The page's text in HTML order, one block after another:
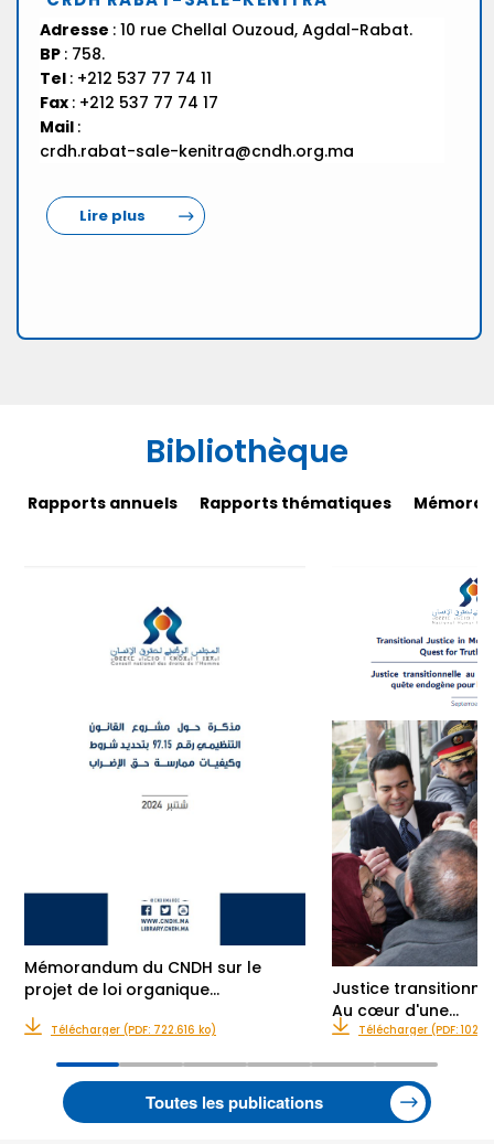
Adresse : 10 rue Chellal Ouzoud, Agdal-Rabat.
BP : 758.
Tel : +212 537 77 74 11
Fax : +212 537 77 74 17
Mail :
crdh.rabat-sale-kenitra@cndh.org.ma
Lire plus
Bibliothèque
Rapports annuels Rapports thématiques
Toutes les publications
Mémorandum du CNDH sur le
projet de loi organique…
Télécharger (PDF: 722.616 ko)
Justice
Au cœur d'une…
Télécharger (PDF: